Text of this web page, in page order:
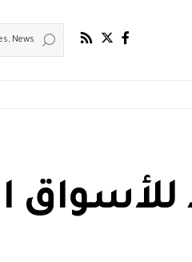
للأسواق